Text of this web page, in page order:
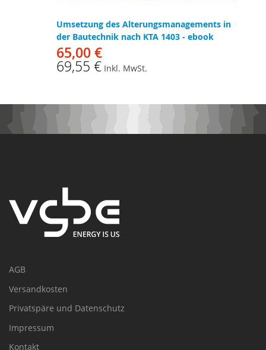
Umsetzung des Alterungsmanagements in
der Bautechnik nach KTA 1403 - ebook
65,00 €
69,55 € Inkl. MwSt.
AGB
Versandkosten
Privatspäre und Datenschutz
Impressum
Kontakt